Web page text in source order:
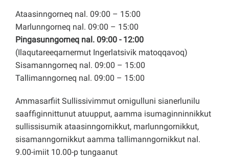
Ataasinngorneq nal. 09:00 – 15:00
Marlunngorneq nal. 09:00 – 15:00
Pingasunngorneq nal. 09:00 - 12:00
(Ilaqutareeqarnermut Ingerlatsivik matoqqavoq)
Sisamanngorneq nal. 09:00 – 15:00
Tallimanngorneq nal. 09:00 – 15:00
Ammasarfiit Sullissivimmut ornigulluni sianerlunilu
saaffiginnittunut atuupput, aamma isumaginninnikkut
sullissisumik ataasinngornikkut, marlunngornikkut,
sisamanngornikkut aamma tallimanngornikkut nal.
9.00-imiit 10.00-p tungaanut